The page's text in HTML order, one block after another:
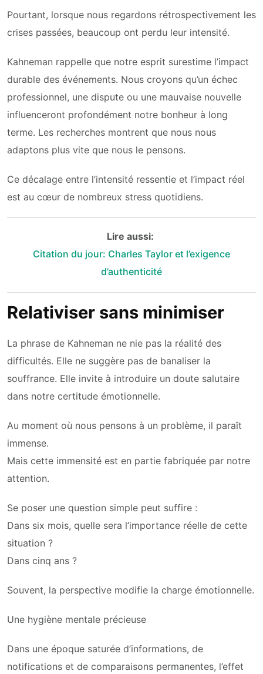
Pourtant, lorsque nous regardons rétrospectivement les
crises passées, beaucoup ont perdu leur intensité.
Kahneman rappelle que notre esprit surestime l’impact
durable des événements. Nous croyons qu’un échec
professionnel, une dispute ou une mauvaise nouvelle
influenceront profondément notre bonheur à long
terme. Les recherches montrent que nous nous
adaptons plus vite que nous le pensons.
Ce décalage entre l’intensité ressentie et l’impact réel
est au cœur de nombreux stress quotidiens.
Lire aussi:
Citation du jour: Charles Taylor et l’exigence
d’authenticité
Relativiser sans minimiser
La phrase de Kahneman ne nie pas la réalité des
difficultés. Elle ne suggère pas de banaliser la
souffrance. Elle invite à introduire un doute salutaire
dans notre certitude émotionnelle.
Au moment où nous pensons à un problème, il paraît
immense.
Mais cette immensité est en partie fabriquée par notre
attention.
Se poser une question simple peut suffire :
Dans six mois, quelle sera l’importance réelle de cette
situation ?
Dans cinq ans ?
Souvent, la perspective modifie la charge émotionnelle.
Une hygiène mentale précieuse
Dans une époque saturée d’informations, de
notifications et de comparaisons permanentes, l’effet